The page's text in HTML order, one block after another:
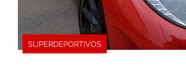
SUPERDEPORTIVOS